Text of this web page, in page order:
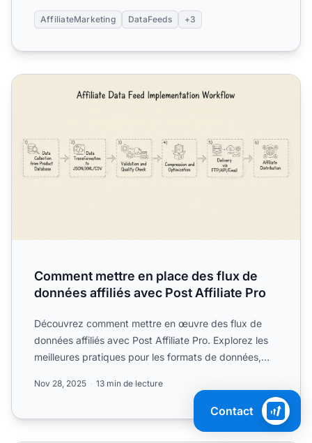
AffiliateMarketing DataFeeds +3
Comment mettre en place des flux de données affiliés
Comment mettre en place des flux de
données affiliés avec Post Affiliate Pro
Découvrez comment mettre en œuvre des flux de
données affiliés avec Post Affiliate Pro. Explorez les
meilleures pratiques pour les formats de données,
Nov 28, 2025 13 min de lecture
Contact